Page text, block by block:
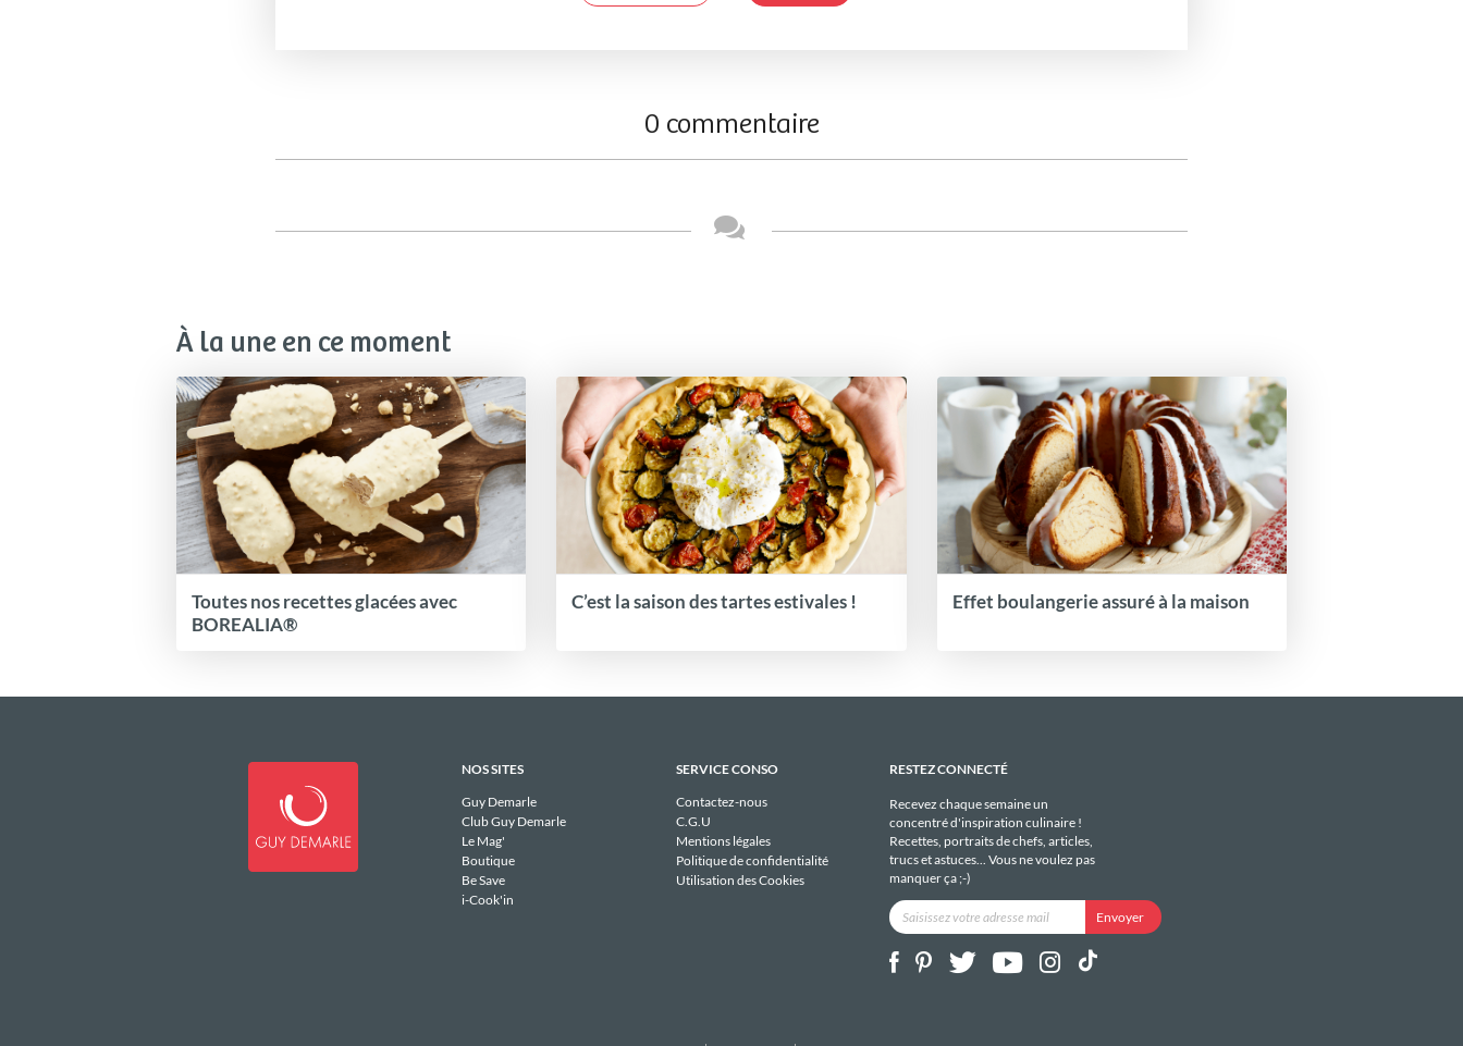
0 commentaire
À la une en ce moment
Toutes nos recettes glacées avec
BOREALIA®
C’est la saison des tartes estivales ! Effet boulangerie assuré à la maison
NOS SITES
Guy Demarle
Club Guy Demarle
Le Mag'
Boutique
Be Save
i-Cook'in
SERVICE CONSO
Contactez-nous
C.G.U
Mentions légales
Politique de confidentialité
Utilisation des Cookies
RESTEZ CONNECTÉ
Recevez chaque semaine un
concentré d'inspiration culinaire !
Recettes, portraits de chefs, articles,
trucs et astuces... Vous ne voulez pas
manquer ça ;-)